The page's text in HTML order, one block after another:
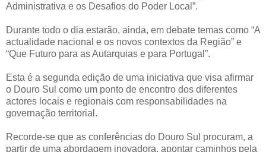
Administrativa e os Desafios do Poder Local”.
Durante todo o dia estarão, ainda, em debate temas como “A
actualidade nacional e os novos contextos da Região” e
“Que Futuro para as Autarquias e para Portugal”.
Esta é a segunda edição de uma iniciativa que visa afirmar
o Douro Sul como um ponto de encontro dos diferentes
actores locais e regionais com responsabilidades na
governação territorial.
Recorde-se que as conferências do Douro Sul procuram, a
partir de uma abordagem inovadora, apontar caminhos pela